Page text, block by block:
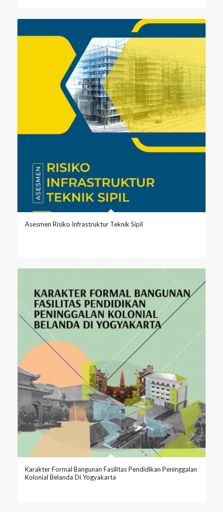
Asesmen Risiko Infrastruktur Teknik Sipil
Karakter Formal Bangunan Fasilitas Pendidikan Peninggalan
Kolonial Belanda Di Yogyakarta